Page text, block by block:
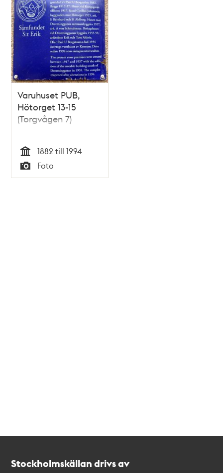
Varuhuset PUB,
Hötorget 13-15
(Torgvågen 7)
Tid
1882 till 1994
Typ
Foto
Stockholmskällan drivs av